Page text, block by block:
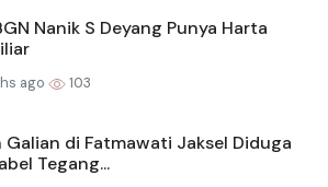
Nanik S Deyang Punya Harta
ago 103
Galian di Fatmawati Jaksel Diduga
Tegang...